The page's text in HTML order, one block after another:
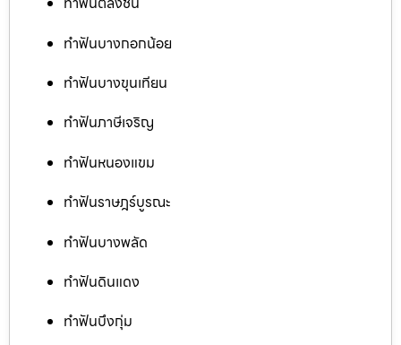
ทำฟันบางกอกน้อย
ทำฟันบางขุนเทียน
ทำฟันภาษีเจริญ
ทำฟันหนองแขม
ทำฟันราษฎร์บูรณะ
ทำฟันบางพลัด
ทำฟันดินแดง
ทำฟันบึงกุ่ม